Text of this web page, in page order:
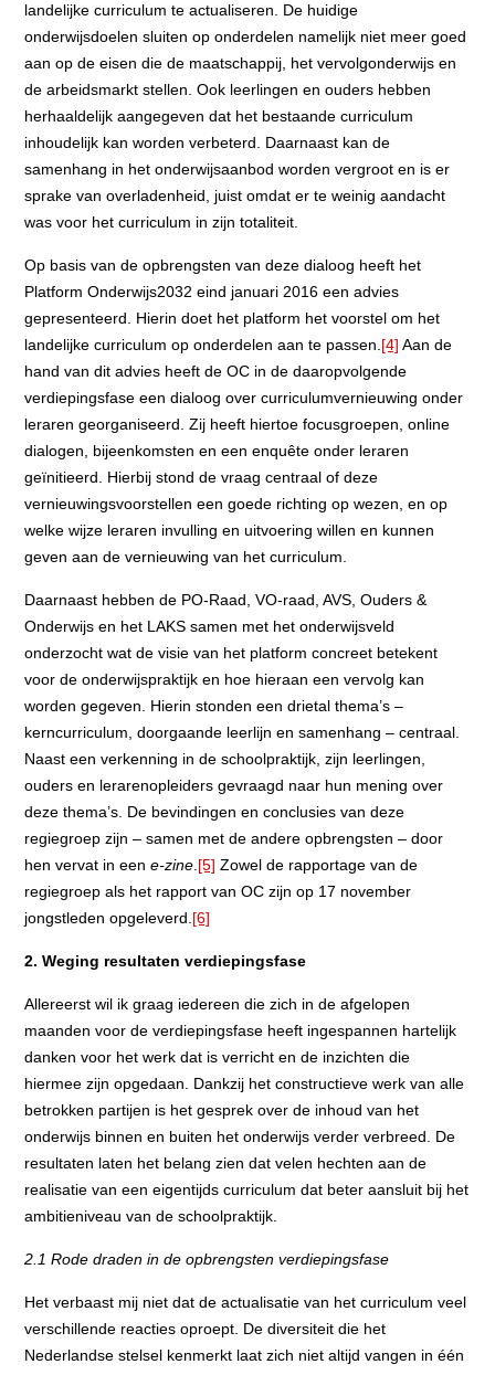
landelijke curriculum te actualiseren. De huidige
onderwijsdoelen sluiten op onderdelen namelijk niet meer goed
aan op de eisen die de maatschappij, het vervolgonderwijs en
de arbeidsmarkt stellen. Ook leerlingen en ouders hebben
herhaaldelijk aangegeven dat het bestaande curriculum
inhoudelijk kan worden verbeterd. Daarnaast kan de
samenhang in het onderwijsaanbod worden vergroot en is er
sprake van overladenheid, juist omdat er te weinig aandacht
was voor het curriculum in zijn totaliteit.
Op basis van de opbrengsten van deze dialoog heeft het
Platform Onderwijs2032 eind januari 2016 een advies
gepresenteerd. Hierin doet het platform het voorstel om het
landelijke curriculum op onderdelen aan te passen. [4] Aan de
hand van dit advies heeft de OC in de daaropvolgende
verdiepingsfase een dialoog over curriculumvernieuwing onder
leraren georganiseerd. Zij heeft hiertoe focusgroepen, online
dialogen, bijeenkomsten en een enquête onder leraren
geïnitieerd. Hierbij stond de vraag centraal of deze
vernieuwingsvoorstellen een goede richting op wezen, en op
welke wijze leraren invulling en uitvoering willen en kunnen
geven aan de vernieuwing van het curriculum.
Daarnaast hebben de PO-Raad, VO-raad, AVS, Ouders &
Onderwijs en het LAKS samen met het onderwijsveld
onderzocht wat de visie van het platform concreet betekent
voor de onderwijspraktijk en hoe hieraan een vervolg kan
worden gegeven. Hierin stonden een drietal thema’s –
kerncurriculum, doorgaande leerlijn en samenhang – centraal.
Naast een verkenning in de schoolpraktijk, zijn leerlingen,
ouders en lerarenopleiders gevraagd naar hun mening over
deze thema’s. De bevindingen en conclusies van deze
regiegroep zijn – samen met de andere opbrengsten – door
hen vervat in eene-zine [5] Zowel de rapportage van de
regiegroep als het rapport van OC zijn op 17 november
jongstleden opgeleverd. [6]
2. Weging resultaten verdiepingsfase
Allereerst wil ik graag iedereen die zich in de afgelopen
maanden voor de verdiepingsfase heeft ingespannen hartelijk
danken voor het werk dat is verricht en de inzichten die
hiermee zijn opgedaan. Dankzij het constructieve werk van alle
betrokken partijen is het gesprek over de inhoud van het
onderwijs binnen en buiten het onderwijs verder verbreed. De
resultaten laten het belang zien dat velen hechten aan de
realisatie van een eigentijds curriculum dat beter aansluit bij het
ambitieniveau van de schoolpraktijk.
2.1 Rode draden in de opbrengsten verdiepingsfase
Het verbaast mij niet dat de actualisatie van het curriculum veel
verschillende reacties oproept. De diversiteit die het
Nederlandse stelsel kenmerkt laat zich niet altijd vangen in één